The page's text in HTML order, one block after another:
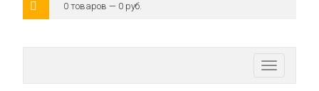
0 товаров — 0 руб.
Toggle
navigation